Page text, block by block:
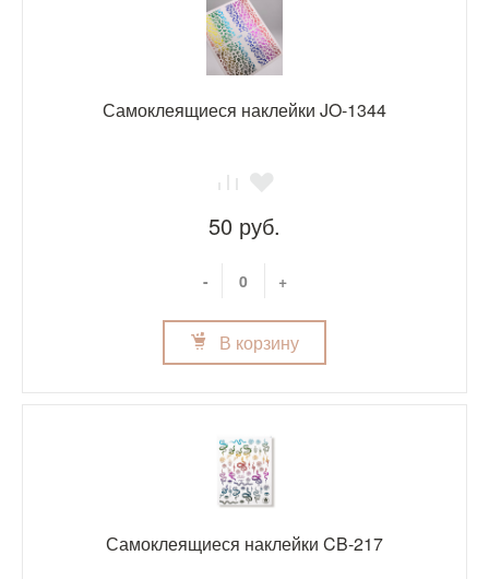
Самоклеящиеся наклейки JO-1344
50 руб.
- +
В корзину
Самоклеящиеся наклейки CB-217